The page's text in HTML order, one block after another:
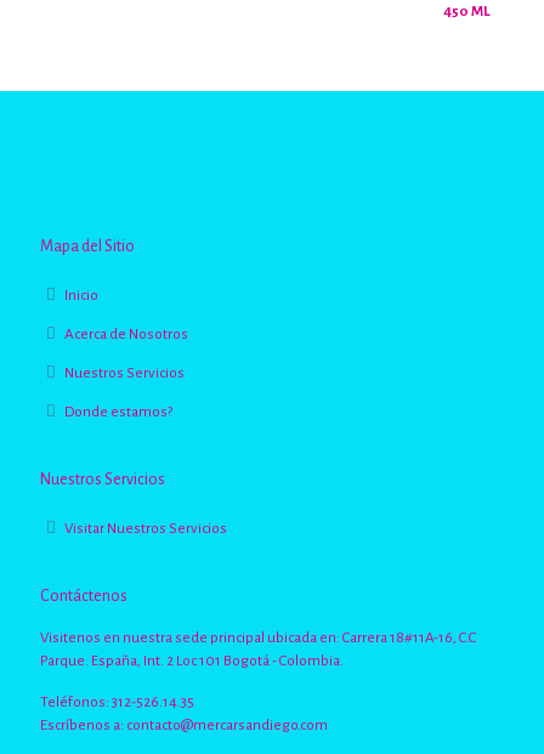
Mapa del Sitio
Inicio
Acerca de Nosotros
Nuestros Servicios
Donde estamos?
Nuestros Servicios
Visitar Nuestros Servicios
Contáctenos
Visitenos en nuestra sede principal ubicada en: Carrera 18#11A-16, C.C
Parque. España, Int. 2 Loc 101 Bogotá - Colombia.
Teléfonos: 312-526.14.35
Escríbenos a: contacto@mercarsandiego.com